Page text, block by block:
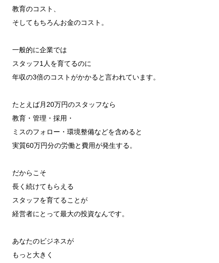
教育のコスト、
そしてもちろんお金のコスト。
一般的に企業では
スタッフ1人を育てるのに
年収の3倍のコストがかかると言われています。
たとえば月20万円のスタッフなら
教育・管理・採用・
ミスのフォロー・環境整備などを含めると
実質60万円分の労働と費用が発生する。
だからこそ
長く続けてもらえる
スタッフを育てることが
経営者にとって最大の投資なんです。
あなたのビジネスが
もっと大きく